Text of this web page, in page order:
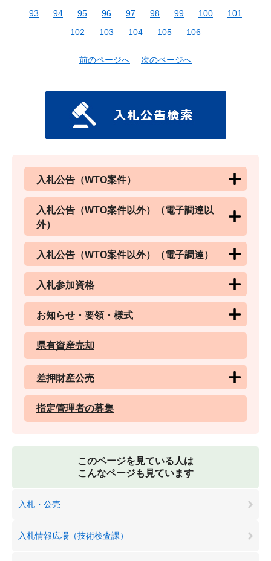
93
94 95 96 97 98 99 100
101
102
103 104 105 106
前のページへ 次のページへ
入札公告（WTO案件）
入札公告（WTO案件以外）（電子調達以
外）
入札公告（WTO案件以外）（電子調達）
入札参加資格
お知らせ・要領・様式
県有資産売却
差押財産公売
指定管理者の募集
このページを見ている人は
こんなページも見ています
入札・公売
入札情報広場（技術検査課）